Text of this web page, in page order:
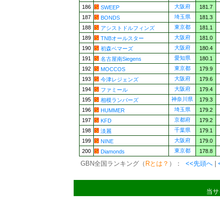
186
SWEEP 大阪府
181.7
187
BONDS 埼玉県
181.3
188
アシストドルフィンズ 東京都
181.1
189
TNBオールスター 大阪府
181.0
190
初森ベマーズ 大阪府
180.4
191
名古屋南Siegens 愛知県
180.1
192
MOCCOS 東京都
179.9
193
今津レジェンズ 大阪府
179.6
194
ファミール 大阪府
179.4
195
相模ランバーズ 神奈川県
179.3
196
HUMMER 埼玉県
179.2
197
KFD 京都府
179.2
198
淡麗 千葉県
179.1
199
NINE 大阪府
179.0
200
Diamonds 東京都 178.8
GBN全国ランキング（ Rとは？ ）： <<先頭へ
当